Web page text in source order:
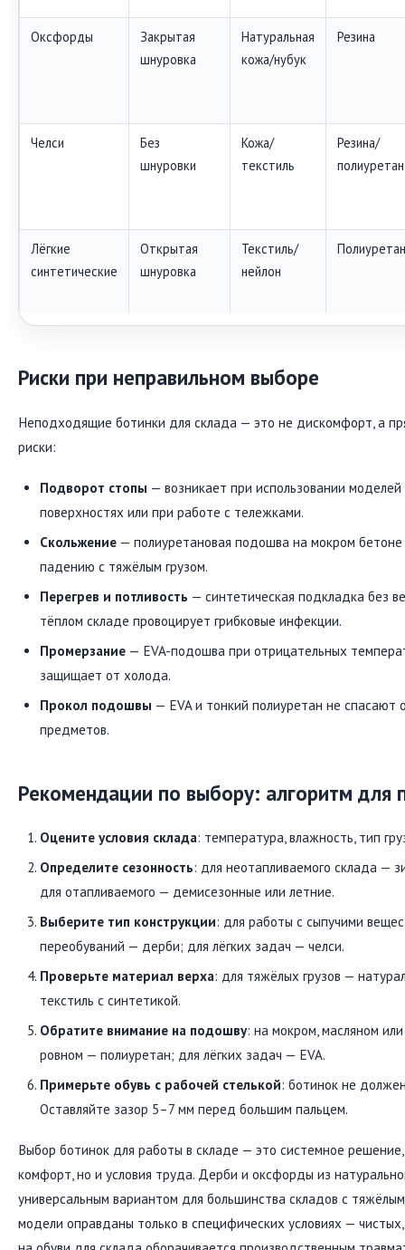
Оксфорды
Закрытая
шнуровка
Натуральная
кожа/нубук
Резина
Челси
Без
шнуровки
Кожа/
текстиль
Резина/
полиуретан
Лёгкие
синтетические
Открытая
шнуровка
Текстиль/
нейлон
Риски при неправильном выборе
Неподходящие ботинки для склада — это не дискомфорт, а
риски:
Подворот стопы — возникает при использовании
поверхностях или при работе с тележками.
Скольжение — полиуретановая подошва на мокром
падению с тяжёлым грузом.
Перегрев и потливость — синтетическая подкладка без
тёплом складе провоцирует грибковые инфекции.
Промерзание — EVA-подошва при отрицательных
защищает от холода.
Прокол подошвы — EVA и тонкий полиуретан не спасают
предметов.
Рекомендации по выбору: алгоритм для
Оцените условия склада: температура, влажность, тип
Определите сезонность: для неотапливаемого склада —
для отапливаемого — демисезонные или летние.
Выберите тип конструкции: для работы с сыпучими
переобуваний — дерби; для лёгких задач — челси.
Проверьте материал верха: для тяжёлых грузов —
текстиль с синтетикой.
Обратите внимание на подошву: на мокром, масляном
ровном — полиуретан; для лёгких задач — EVA.
Примерьте обувь с рабочей стелькой: ботинок не
Оставляйте зазор 5–7 мм перед большим пальцем.
Выбор ботинок для работы в складе — это системное
комфорт, но и условия труда. Дерби и оксфорды из
универсальным вариантом для большинства складов с
модели оправданы только в специфических условиях —